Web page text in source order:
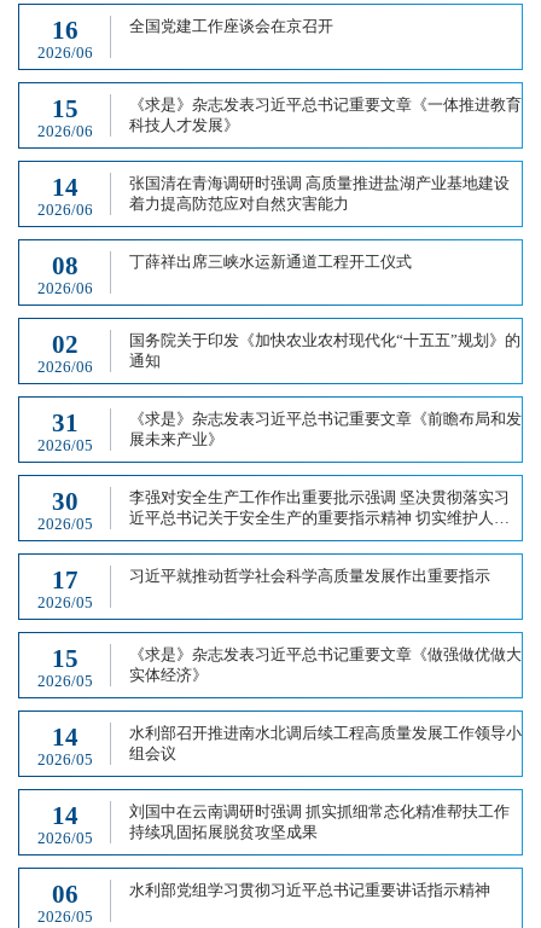
全国党建工作座谈会在京召开
16
2026/06
《求是》杂志发表习近平总书记重要文章《一体推进教育
科技人才发展》
15
2026/06
张国清在青海调研时强调 高质量推进盐湖产业基地建设
着力提高防范应对自然灾害能力
14
2026/06
丁薛祥出席三峡水运新通道工程开工仪式
08
2026/06
国务院关于印发《加快农业农村现代化“十五五”规划》的
通知
02
2026/06
《求是》杂志发表习近平总书记重要文章《前瞻布局和发
展未来产业》
31
2026/05
李强对安全生产工作作出重要批示强调 坚决贯彻落实习
近平总书记关于安全生产的重要指示精神 切实维护人民
群众生命财产安全和社会大局稳定
30
2026/05
习近平就推动哲学社会科学高质量发展作出重要指示
17
2026/05
《求是》杂志发表习近平总书记重要文章《做强做优做大
实体经济》
15
2026/05
水利部召开推进南水北调后续工程高质量发展工作领导小
组会议
14
2026/05
刘国中在云南调研时强调 抓实抓细常态化精准帮扶工作
持续巩固拓展脱贫攻坚成果
14
2026/05
水利部党组学习贯彻习近平总书记重要讲话指示精神
06
2026/05